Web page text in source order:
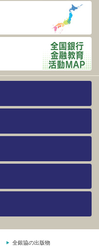
全銀協の出版物